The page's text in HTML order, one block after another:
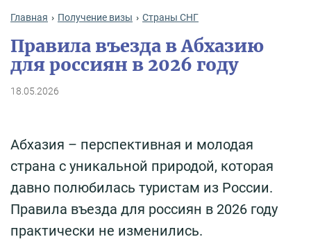
Главная Получение визы Cтраны СНГ
Правила въезда в Абхазию
для россиян в 2026 году
18.05.2026
Абхазия – перспективная и молодая
страна с уникальной природой, которая
давно полюбилась туристам из России.
Правила въезда для россиян в 2026 году
практически не изменились.